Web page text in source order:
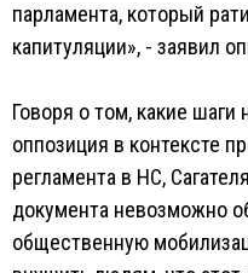
парламента, который
капитуляции», - заявил
Говоря о том, какие
оппозиция в контексте
регламента в НС,
документа невозможно
общественную